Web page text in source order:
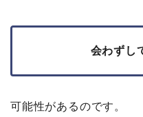
会わずし
可能性があるのです。